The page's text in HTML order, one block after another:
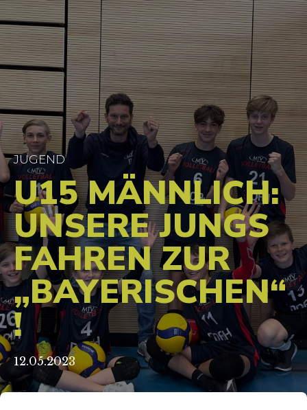
JUGEND
U15 MÄNNLICH:
UNSERE JUNGS
FAHREN ZUR
„BAYERISCHEN“
!
12.05.2023